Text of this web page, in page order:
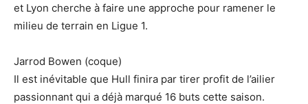
et Lyon cherche à faire une approche pour ramener le
milieu de terrain en Ligue 1.
Jarrod Bowen (coque)
Il est inévitable que Hull finira par tirer profit de l’ailier
passionnant qui a déjà marqué 16 buts cette saison.